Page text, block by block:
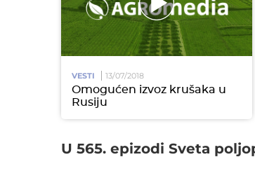
VESTI 13/07/2018
Omogućen izvoz krušaka u
Rusiju
U 565. epizodi Sveta